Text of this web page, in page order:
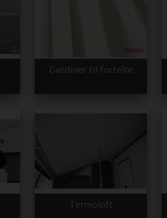
Gardiner til fortelte
Termoloft